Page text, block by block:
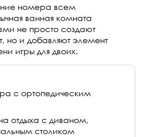
номера всем
ванная комната
не просто создают
и добавляют элемент
игры для двоих.
с ортопедическим
отдыха с диваном,
столиком